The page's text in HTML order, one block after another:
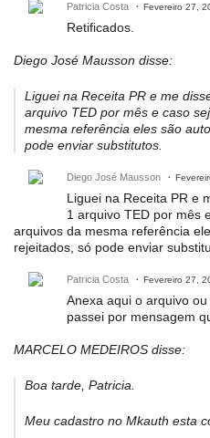
Patricia Costa Fevereiro 27,
Retificados.
Diego José Mausson disse:
Liguei na Receita PR e me
arquivo TED por mês e caso
mesma referência eles são
pode enviar substitutos.
Diego José Mausson
Liguei na Receita PR e
1 arquivo TED por mês
arquivos da mesma referência
rejeitados, só pode enviar
Patricia Costa Fevereiro 27,
Anexa aqui o arquivo
passei por mensagem
MARCELO MEDEIROS disse:
Boa tarde, Patricia.
Meu cadastro no Mkauth esta